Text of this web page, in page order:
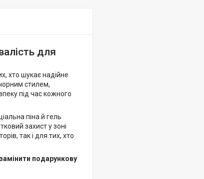
для
хто шукає надійне
стилем,
під час кожного
піна й гель
захист у зоні
так і для тих, хто
подарункову